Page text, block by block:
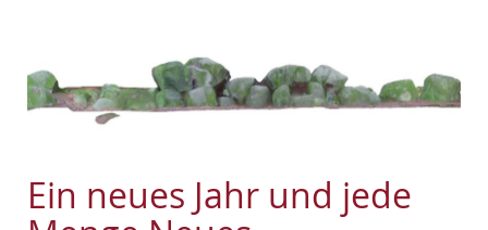
Ein neues Jahr und jede